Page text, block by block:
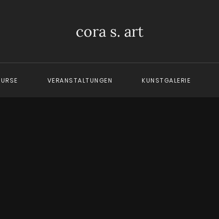
cora s. art
VERANSTALTUNGEN KUNSTGALERIE